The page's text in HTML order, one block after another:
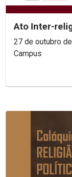
Ato Inter-
27 de outubro
Campus